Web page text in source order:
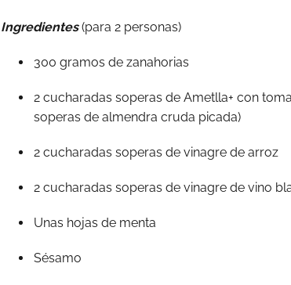
Ingredientes(para 2 personas)
300 gramos de zanahorias
2 cucharadas soperas de Ametlla+ con
soperas de almendra cruda picada)
2 cucharadas soperas de vinagre de arroz
2 cucharadas soperas de vinagre de vino
Unas hojas de menta
Sésamo